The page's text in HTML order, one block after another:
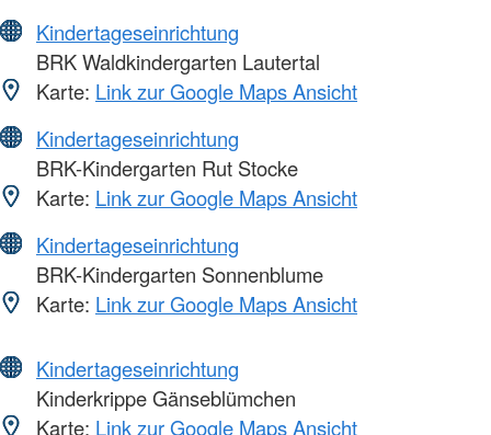
Kindertageseinrichtung
BRK Waldkindergarten Lautertal
Karte: Link zur Google Maps Ansicht
Kindertageseinrichtung
BRK-Kindergarten Rut Stocke
Karte: Link zur Google Maps Ansicht
Kindertageseinrichtung
BRK-Kindergarten Sonnenblume
Karte: Link zur Google Maps Ansicht
Kindertageseinrichtung
Kinderkrippe Gänseblümchen
Karte: Link zur Google Maps Ansicht